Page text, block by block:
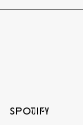
SPOtIfY